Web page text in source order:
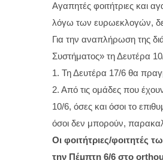
Αγαπητές φοιτήτριες και
λόγω των ευρωεκλογών,
Για την αναπλήρωση της
Συστήματος» τη Δευτέρα
1. Τη Δευτέρα 17/6 θα
2. Από τις ομάδες που
10/6, όσες και όσοι το
όσοι δεν μπορούν,
Οι φοιτήτριες/φοιτητές
την Πέμπτη 6/6 στο